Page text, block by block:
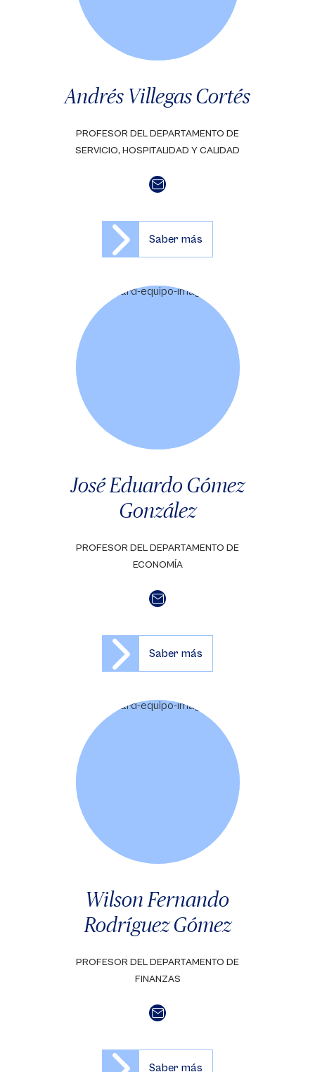
Andrés Villegas Cortés
PROFESOR DEL DEPARTAMENTO DE
SERVICIO, HOSPITALIDAD Y CALIDAD
Saber más
José Eduardo Gómez
González
PROFESOR DEL DEPARTAMENTO DE
ECONOMÍA
Saber más
Wilson Fernando
Rodríguez Gómez
PROFESOR DEL DEPARTAMENTO DE
FINANZAS
Saber más